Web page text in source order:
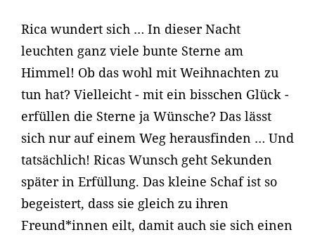
Rica wundert sich … In dieser Nacht
leuchten ganz viele bunte Sterne am
Himmel! Ob das wohl mit Weihnachten zu
tun hat? Vielleicht - mit ein bisschen Glück -
erfüllen die Sterne ja Wünsche? Das lässt
sich nur auf einem Weg herausfinden … Und
tatsächlich! Ricas Wunsch geht Sekunden
später in Erfüllung. Das kleine Schaf ist so
begeistert, dass sie gleich zu ihren
Freund*innen eilt, damit auch sie sich einen